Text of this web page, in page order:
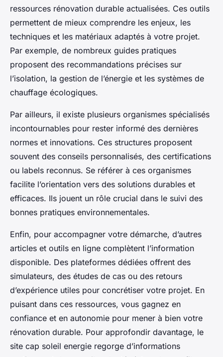
ressources rénovation durable actualisées. Ces outils
permettent de mieux comprendre les enjeux, les
techniques et les matériaux adaptés à votre projet.
Par exemple, de nombreux guides pratiques
proposent des recommandations précises sur
l’isolation, la gestion de l’énergie et les systèmes de
chauffage écologiques.
Par ailleurs, il existe plusieurs organismes spécialisés
incontournables pour rester informé des dernières
normes et innovations. Ces structures proposent
souvent des conseils personnalisés, des certifications
ou labels reconnus. Se référer à ces organismes
facilite l’orientation vers des solutions durables et
efficaces. Ils jouent un rôle crucial dans le suivi des
bonnes pratiques environnementales.
Enfin, pour accompagner votre démarche, d’autres
articles et outils en ligne complètent l’information
disponible. Des plateformes dédiées offrent des
simulateurs, des études de cas ou des retours
d’expérience utiles pour concrétiser votre projet. En
puisant dans ces ressources, vous gagnez en
confiance et en autonomie pour mener à bien votre
rénovation durable. Pour approfondir davantage, le
site cap soleil energie regorge d’informations